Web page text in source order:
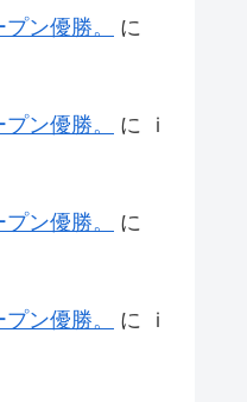
ン優勝。
に
ン優勝。 に
ｉ
ン優勝。
に
ン優勝。 に
ｉ